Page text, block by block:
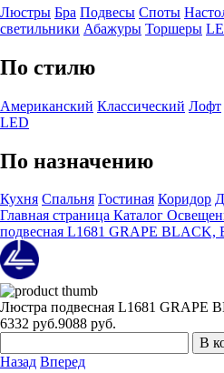
Люстры Бра Подвесы Споты
светильники Абажуры Торшеры
По стилю
Американский Классический Лофт
LED
По назначению
Кухня Спальня Гостиная Коридор
Главная страница Каталог
подвесная L1681 GRAPE BLACK,
Люстра подвесная L1681 GRAPE
6332 руб.9088 руб.
В
Назад Вперед